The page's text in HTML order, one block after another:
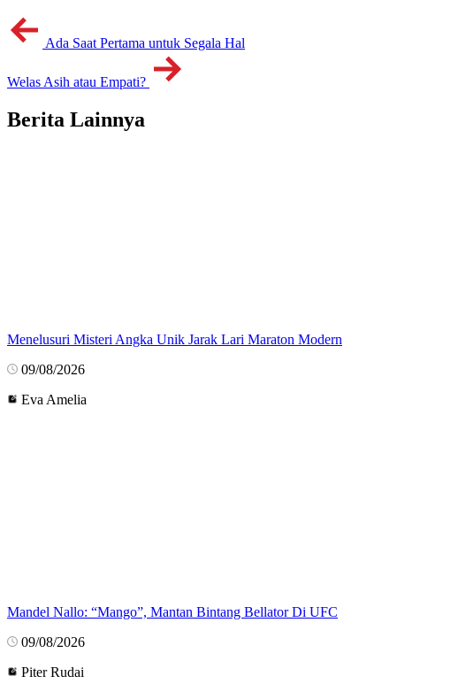
Ada Saat Pertama untuk Segala Hal
Welas Asih atau Empati?
Berita Lainnya
Menelusuri Misteri Angka Unik Jarak Lari Maraton Modern
09/08/2026
Eva Amelia
Mandel Nallo: “Mango”, Mantan Bintang Bellator Di UFC
09/08/2026
Piter Rudai